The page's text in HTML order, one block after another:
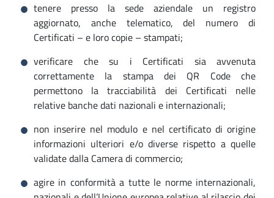
tenere presso la sede aziendale un registro
aggiornato, anche telematico, del numero di
Certificati – e loro copie – stampati;
verificare che su i Certificati sia avvenuta
correttamente la stampa dei QR Code che
permettono la tracciabilità dei Certificati nelle
relative banche dati nazionali e internazionali;
non inserire nel modulo e nel certificato di origine
informazioni ulteriori e/o diverse rispetto a quelle
validate dalla Camera di commercio;
agire in conformità a tutte le norme internazionali,